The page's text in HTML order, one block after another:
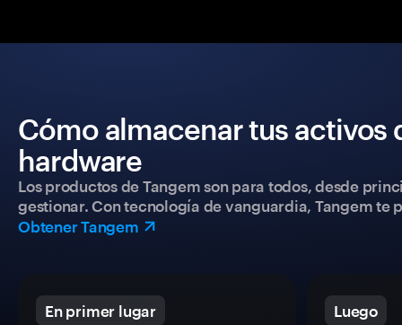
Cómo almacenar tus activos
hardware
Los productos de Tangem son para todos, desde
gestionar. Con tecnología de vanguardia, Tangem
Obtener Tangem
En primer lugar Luego